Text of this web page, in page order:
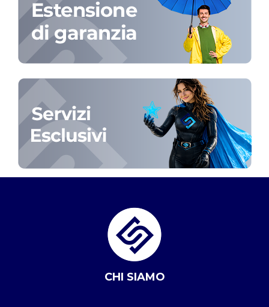
CHI SIAMO